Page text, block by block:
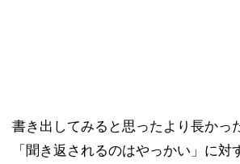
書き出してみると思ったより長かっ
「聞き返されるのはやっかい」に対